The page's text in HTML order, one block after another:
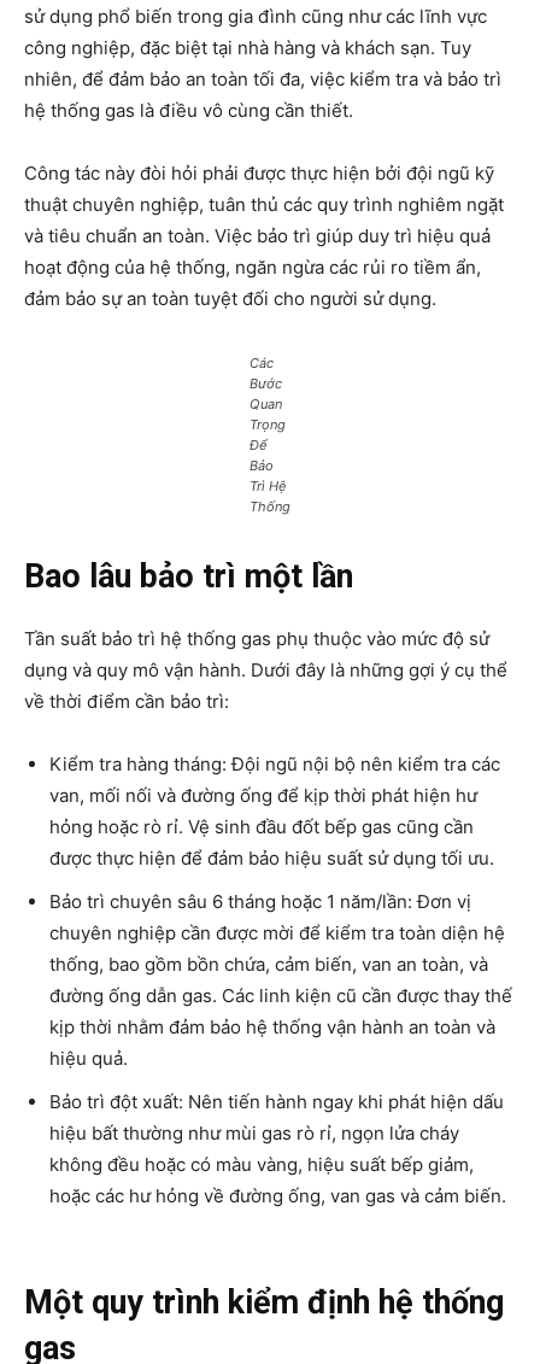
sử dụng phổ biến trong gia đình cũng như các lĩnh vực
công nghiệp, đặc biệt tại nhà hàng và khách sạn. Tuy
nhiên, để đảm bảo an toàn tối đa, việc kiểm tra và bảo trì
hệ thống gas là điều vô cùng cần thiết.
Công tác này đòi hỏi phải được thực hiện bởi đội ngũ kỹ
thuật chuyên nghiệp, tuân thủ các quy trình nghiêm ngặt
và tiêu chuẩn an toàn. Việc bảo trì giúp duy trì hiệu quả
hoạt động của hệ thống, ngăn ngừa các rủi ro tiềm ẩn,
đảm bảo sự an toàn tuyệt đối cho người sử dụng.
Các
Bước
Quan
Trọng
Để
Bảo
Trì Hệ
Thống
Bao lâu bảo trì một lần
Tần suất bảo trì hệ thống gas phụ thuộc vào mức độ sử
dụng và quy mô vận hành. Dưới đây là những gợi ý cụ thể
về thời điểm cần bảo trì:
Kiểm tra hàng tháng: Đội ngũ nội bộ nên kiểm tra các
van, mối nối và đường ống để kịp thời phát hiện hư
hỏng hoặc rò rỉ. Vệ sinh đầu đốt bếp gas cũng cần
được thực hiện để đảm bảo hiệu suất sử dụng tối ưu.
Bảo trì chuyên sâu 6 tháng hoặc 1 năm/lần: Đơn vị
chuyên nghiệp cần được mời để kiểm tra toàn diện hệ
thống, bao gồm bồn chứa, cảm biến, van an toàn, và
đường ống dẫn gas. Các linh kiện cũ cần được thay thế
kịp thời nhằm đảm bảo hệ thống vận hành an toàn và
hiệu quả.
Bảo trì đột xuất: Nên tiến hành ngay khi phát hiện dấu
hiệu bất thường như mùi gas rò rỉ, ngọn lửa cháy
không đều hoặc có màu vàng, hiệu suất bếp giảm,
hoặc các hư hỏng về đường ống, van gas và cảm biến.
Một quy trình kiểm định hệ thống
gas